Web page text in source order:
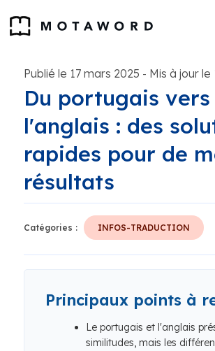
Publié le 17 mars 2025 - Mis à jour le
Du portugais vers
l'anglais : des
rapides pour de
résultats
Catégories : INFOS-TRADUCTION
Principaux points à
Le portugais et l'anglais
similitudes, mais les